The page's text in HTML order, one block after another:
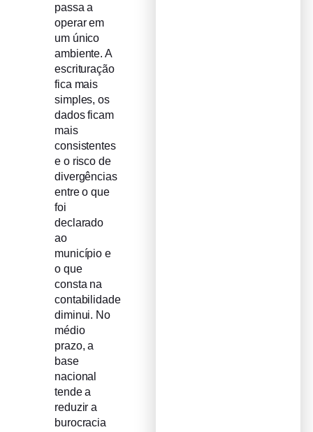
passa a
operar em
um único
ambiente. A
escrituração
fica mais
simples, os
dados ficam
mais
consistentes
e o risco de
divergências
entre o que
foi
declarado
ao
município e
o que
consta na
contabilidade
diminui. No
médio
prazo, a
base
nacional
tende a
reduzir a
burocracia